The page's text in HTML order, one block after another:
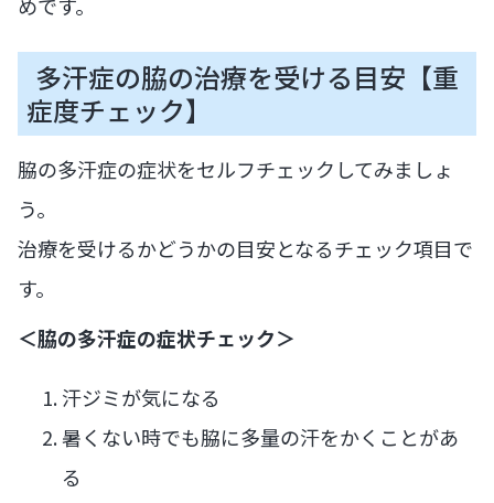
多汗症の脇の治療を受ける目安【重
症度チェック】
脇の多汗症の症状をセルフチェックしてみましょ
う。
治療を受けるかどうかの目安となるチェック項目で
す。
＜脇の多汗症の症状チェック＞
汗ジミが気になる
暑くない時でも脇に多量の汗をかくことがあ
る